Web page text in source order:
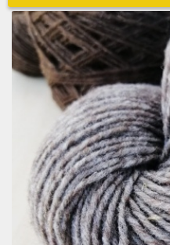
the
sheep